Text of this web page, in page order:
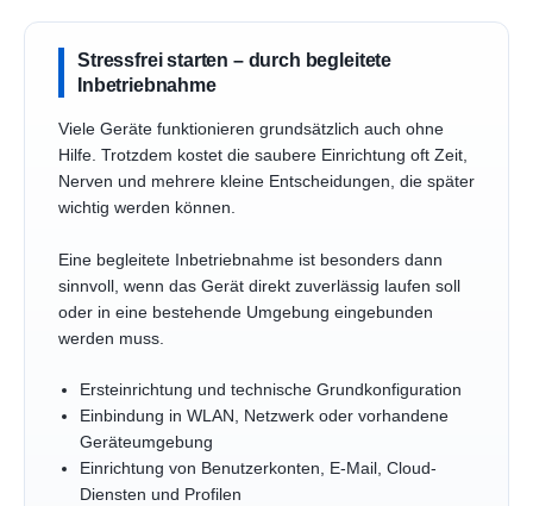
Stressfrei starten – durch begleitete
Inbetriebnahme
Viele Geräte funktionieren grundsätzlich auch ohne
Hilfe. Trotzdem kostet die saubere Einrichtung oft Zeit,
Nerven und mehrere kleine Entscheidungen, die später
wichtig werden können.
Eine begleitete Inbetriebnahme ist besonders dann
sinnvoll, wenn das Gerät direkt zuverlässig laufen soll
oder in eine bestehende Umgebung eingebunden
werden muss.
Ersteinrichtung und technische Grundkonfiguration
Einbindung in WLAN, Netzwerk oder vorhandene
Geräteumgebung
Einrichtung von Benutzerkonten, E-Mail, Cloud-
Diensten und Profilen